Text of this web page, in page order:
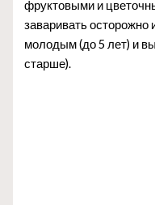
фруктовыми и
заваривать осторожно
молодым (до 5 лет) и
старше).